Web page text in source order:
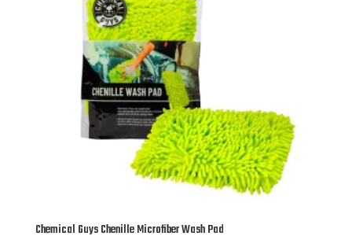
Chemical Guys Chenille Microfiber Wash Pad